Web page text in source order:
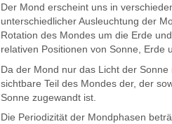
Der Mond erscheint uns in
unterschiedlicher Ausleuchtung der
Rotation des Mondes um die Erde
relativen Positionen von Sonne, Erde
Da der Mond nur das Licht der
sichtbare Teil des Mondes der, der
Sonne zugewandt ist.
Die Periodizität der Mondphasen